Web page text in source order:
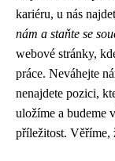
kariéru, u nás
nám a staňte se
webové stránky,
práce. Neváhejte
nenajdete pozici,
uložíme a budeme
příležitost. Věříme,